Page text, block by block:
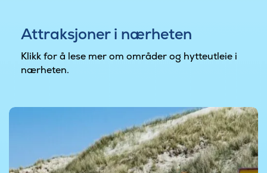
Attraksjoner i nærheten
Klikk for å lese mer om områder og hytteutleie i
nærheten.